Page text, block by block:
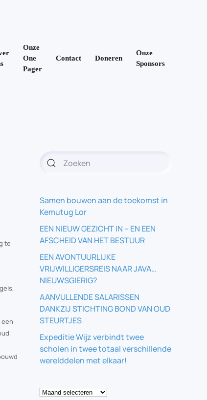
Onze
One
Pager
Contact Doneren
Onze
Sponsors
te
Samen bouwen aan de toekomst in
Kemutug Lor
EEN NIEUW GEZICHT IN – EN EEN
AFSCHEID VAN HET BESTUUR
EEN AVONTUURLIJKE
VRIJWILLIGERSREIS NAAR JAVA…
NIEUWSGIERIG?
AANVULLENDE SALARISSEN
DANKZIJ STICHTING BOND VAN OUD
STEURTJES
Expeditie Wijz verbindt twee
scholen in twee totaal verschillende
werelddelen met elkaar!
Blog